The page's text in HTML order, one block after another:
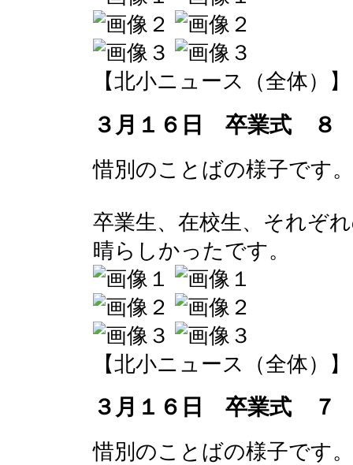
【北小ニュース（全体）
３月１６日 卒業式 ８
惜別のことばの様子です。
卒業生、在校生、それぞ
晴らしかったです。
【北小ニュース（全体）
３月１６日 卒業式 ７
惜別のことばの様子です。